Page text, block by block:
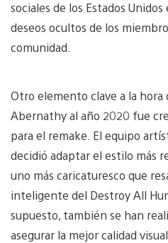
sociales de los Estados
deseos ocultos de los
comunidad.
Otro elemento clave a la hora
Abernathy al año 2020 fue
para el remake. El equipo
decidió adaptar el estilo más
uno más caricaturesco que
inteligente del Destroy All
supuesto, también se han
asegurar la mejor calidad